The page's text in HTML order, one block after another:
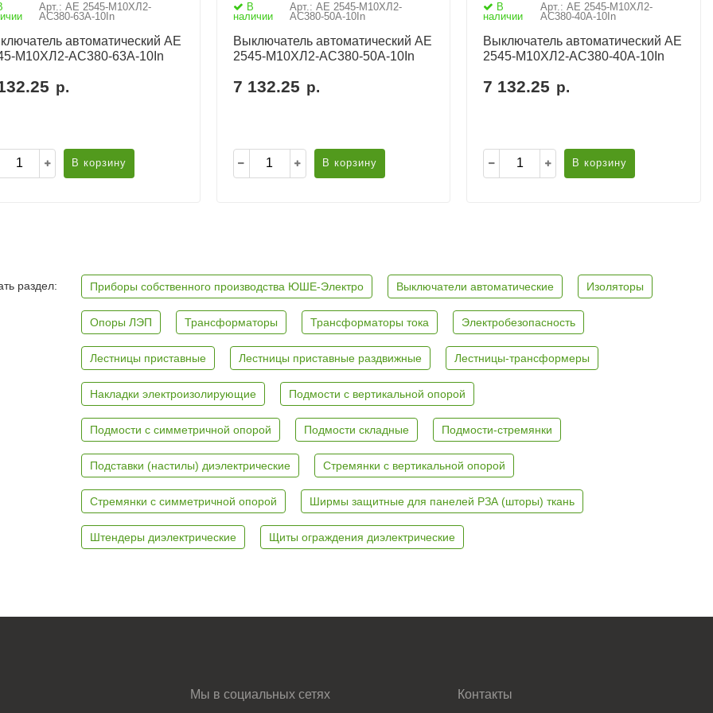
Арт.: АЕ 2545-М10ХЛ2-
AC380-63А-10In
автоматический АЕ
М10ХЛ2-AC380-63А-10In
р.
В корзину
В
наличии
Арт.: АЕ 2545-М10ХЛ2-
AC380-50А-10In
Выключатель автоматический АЕ
2545-М10ХЛ2-AC380-50А-10In
7 132.25 р.
В корзину
В
наличии
Арт.: АЕ 2545-М10ХЛ2-
AC380-40А-10In
Выключатель автоматический АЕ
2545-М10ХЛ2-AC380-40А-10In
7 132.25 р.
В корзину
раздел: Приборы собственного производства ЮШЕ-Электро Выключатели автоматические Изоляторы
Опоры ЛЭП Трансформаторы Трансформаторы тока Электробезопасность
Лестницы приставные Лестницы приставные раздвижные Лестницы-трансформеры
Накладки электроизолирующие Подмости с вертикальной опорой
Подмости с симметричной опорой Подмости складные Подмости-стремянки
Подставки (настилы) диэлектрические Стремянки с вертикальной опорой
Стремянки с симметричной опорой Ширмы защитные для панелей РЗА (шторы) ткань
Штендеры диэлектрические Щиты ограждения диэлектрические
Мы в социальных сетях Контакты